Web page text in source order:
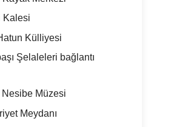
Kalesi
Külliyesi
Şelaleleri bağlantı
Müzesi
Meydanı